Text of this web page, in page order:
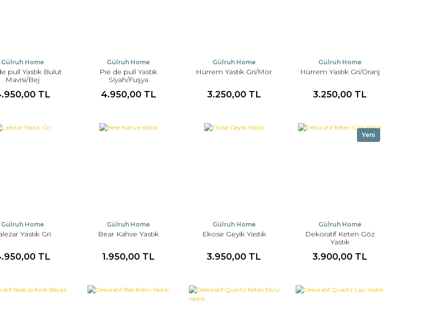
Gülruh Home
pull Yastık Bulut
Mavisi/Bej
TL
Gülruh Home
Pie de pull Yastık
Siyah/Fuşya
4.950,00 TL
Gülruh Home
Hürrem Yastık Gri/Mor
3.250,00 TL
Gülruh Home
Hürrem Yastık Gri/Oranj
3.250,00 TL
Gülruh Home
Yastık Gri
TL
Gülruh Home
Bear Kahve Yastık
1.950,00 TL
Gülruh Home
Ekose Geyik Yastık
3.950,00 TL
Yeni
Gülruh Home
Dekoratif Keten Göz
Yastık
3.900,00 TL